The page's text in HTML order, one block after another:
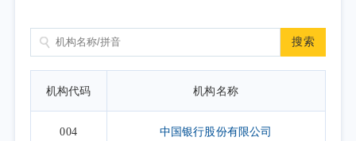
搜索
机构代码 机构名称
004 中国银行股份有限公司